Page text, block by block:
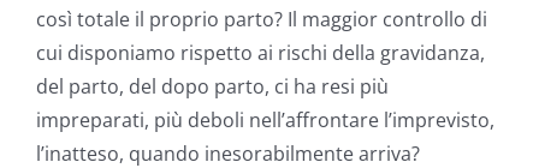
così totale il proprio parto? Il maggior controllo di
cui disponiamo rispetto ai rischi della gravidanza,
del parto, del dopo parto, ci ha resi più
impreparati, più deboli nell’affrontare l’imprevisto,
l’inatteso, quando inesorabilmente arriva?